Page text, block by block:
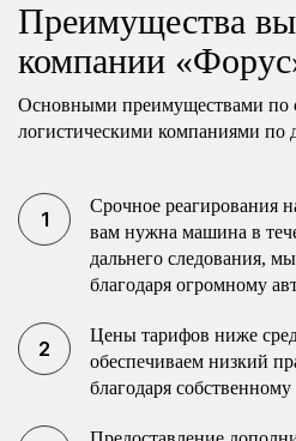
Преимущества
компании
Основными преимуществами по
логистическими компаниями по
Срочное реагирования
вам нужна машина в
дальнего следования,
благодаря огромному
Цены тарифов ниже
обеспечиваем низкий
благодаря собственному